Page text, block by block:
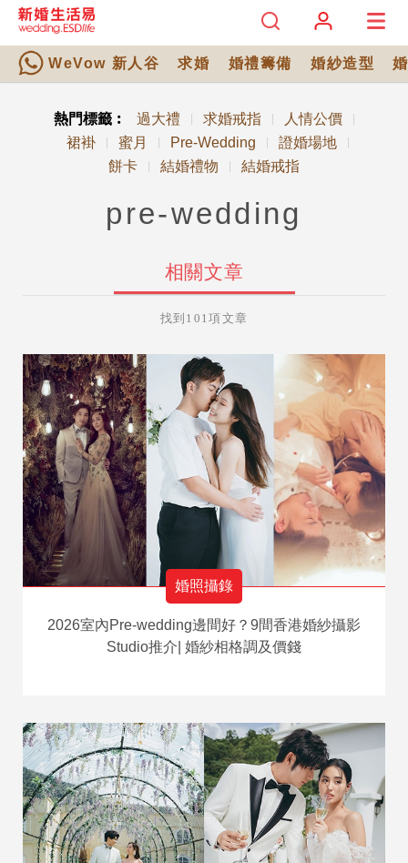
WeVow 新人谷 求婚 婚禮籌備 婚紗造型
熱門標籤︰ 過大禮 求婚戒指 人情公價
裙褂 蜜月 Pre-Wedding 證婚場地
餅卡 結婚禮物 結婚戒指
pre-wedding
相關文章
找到101項文章
婚照攝錄
2026室內Pre-wedding邊間好？9間香港婚紗攝影
Studio推介| 婚紗相格調及價錢